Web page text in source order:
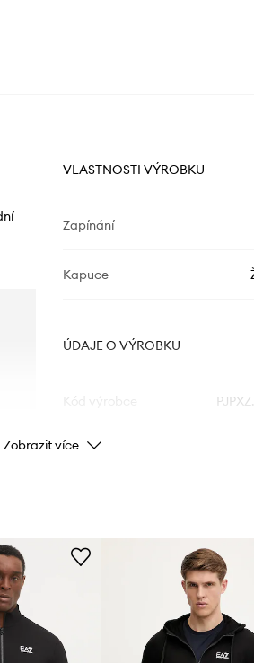
VLASTNOSTI VÝROBKU
Zapínání
Kapuce
ÚDAJE O VÝROBKU
Barva
Výrobce
Zobrazit více